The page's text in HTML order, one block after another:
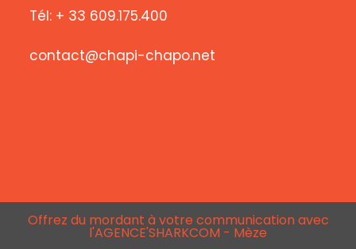
Tél: + 33 609.175.400
contact@chapi-chapo.net
Offrez du mordant à votre communication avec
l'AGENCE'SHARKCOM - Mèze